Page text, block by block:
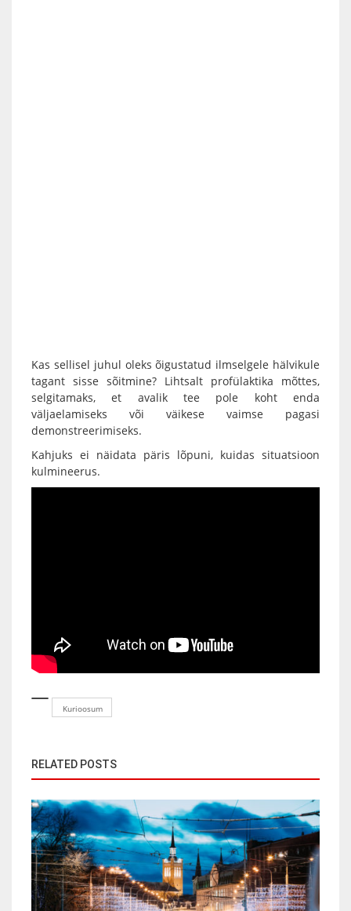
Kas sellisel juhul oleks õigustatud ilmselgele hälvikule
tagant sisse sõitmine? Lihtsalt profülaktika mõttes,
selgitamaks, et avalik tee pole koht enda
väljaelamiseks või väikese vaimse pagasi
demonstreerimiseks.
Kahjuks ei näidata päris lõpuni, kuidas situatsioon
kulmineerus.
Kurioosum
RELATED POSTS